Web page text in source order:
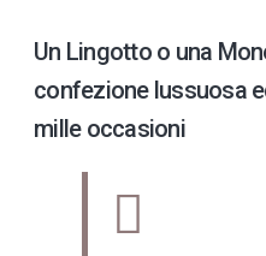
Un Lingotto o una
confezione lussuosa
mille occasioni